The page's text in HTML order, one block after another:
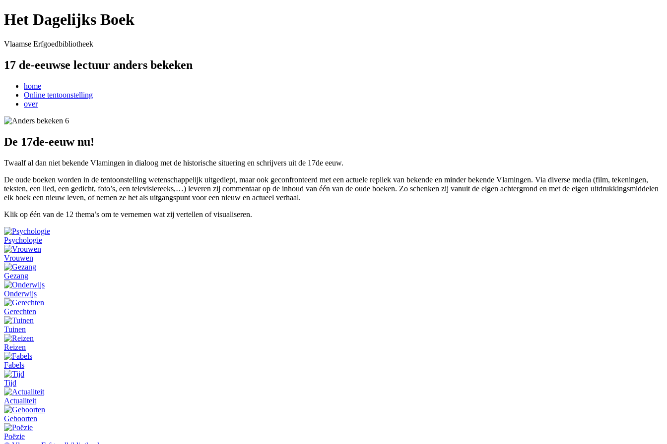
Het Dagelijks Boek
Vlaamse Erfgoedbibliotheek
17 de-eeuwse lectuur anders bekeken
home
Online tentoonstelling
over
De 17de-eeuw nu!
Twaalf al dan niet bekende Vlamingen in dialoog met de historische situering en schrijvers uit de 17de eeuw.
De oude boeken worden in de tentoonstelling wetenschappelijk uitgediept, maar ook geconfronteerd met een actuele repliek van bekende en minder bekende Vlamingen. Via diverse media (film, tekeningen,
teksten, een lied, een gedicht, foto’s, een televisiereeks,…) leveren zij commentaar op de inhoud van één van de oude boeken. Zo schenken zij vanuit de eigen achtergrond en met de eigen uitdrukkingsmiddelen
elk boek een nieuw leven, of nemen ze het als uitgangspunt voor een nieuw en actueel verhaal.
Klik op één van de 12 thema’s om te vernemen wat zij vertellen of visualiseren.
Psychologie
Vrouwen
Gezang
Onderwijs
Gerechten
Tuinen
Reizen
Fabels
Tijd
Actualiteit
Geboorten
Poëzie